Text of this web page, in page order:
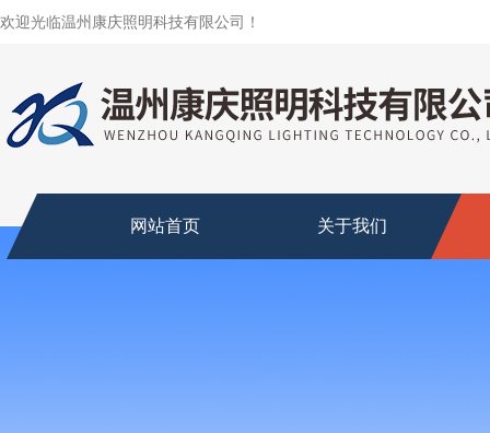
欢迎光临温州康庆照明科技有限公司！
网站首页 关于我们